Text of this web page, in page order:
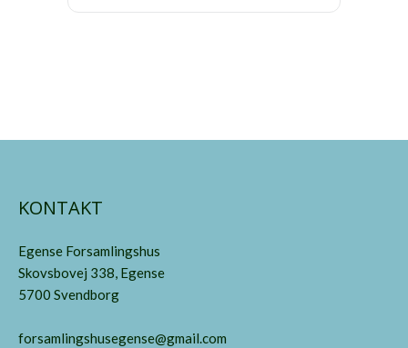
KONTAKT
Egense Forsamlingshus
Skovsbovej 338, Egense
5700 Svendborg
forsamlingshusegense@gmail.com